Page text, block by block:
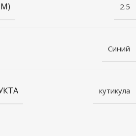
2.5
Синий
кутикула